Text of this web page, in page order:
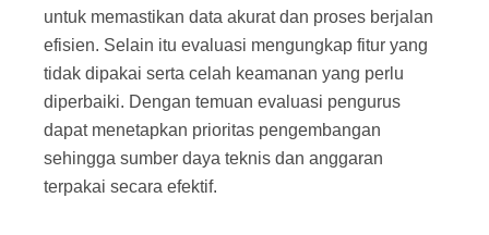
untuk memastikan data akurat dan proses berjalan
efisien. Selain itu evaluasi mengungkap fitur yang
tidak dipakai serta celah keamanan yang perlu
diperbaiki. Dengan temuan evaluasi pengurus
dapat menetapkan prioritas pengembangan
sehingga sumber daya teknis dan anggaran
terpakai secara efektif.